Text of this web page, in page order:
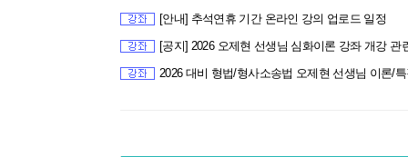
[안내] 추석연휴 기간 온라인 강의 업로드 일정
[공지] 2026 오제현 선생님 심화이론 강좌 개강 관련 안내해 드립니다. (형소법 심화이론 9/
2026 대비 형법/형사소송법 오제현 선생님 이론/특강 강좌 안내